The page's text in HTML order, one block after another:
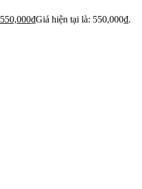
550,000₫Giá hiện tại là: 550,000₫.